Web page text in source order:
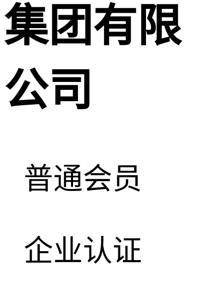
集团有限
公司
普通会员
企业认证